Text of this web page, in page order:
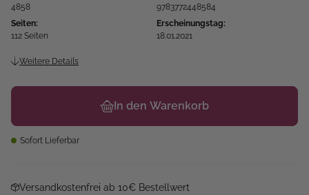
4858
9783772448584
Seiten:
112 Seiten
Erscheinungstag:
18.01.2021
Weitere Details
In den Warenkorb
Sofort Lieferbar
Versandkostenfrei ab 10€ Bestellwert